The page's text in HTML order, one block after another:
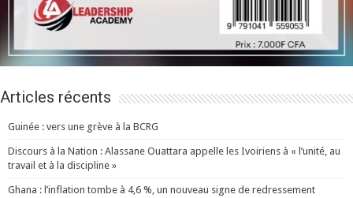
Articles récents
Guinée : vers une grève à la BCRG
Discours à la Nation : Alassane Ouattara appelle les Ivoiriens à « l’unité, au
travail et à la discipline »
Ghana : l’inflation tombe à 4,6 %, un nouveau signe de redressement